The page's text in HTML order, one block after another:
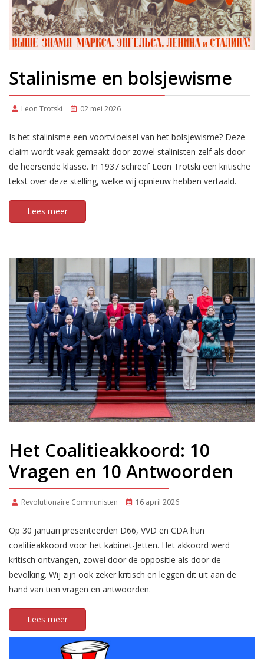
Stalinisme en bolsjewisme
Leon Trotski 02 mei 2026
Is het stalinisme een voortvloeisel van het bolsjewisme? Deze
claim wordt vaak gemaakt door zowel stalinisten zelf als door
de heersende klasse. In 1937 schreef Leon Trotski een kritische
tekst over deze stelling, welke wij opnieuw hebben vertaald.
Lees meer
Het Coalitieakkoord: 10
Vragen en 10 Antwoorden
Revolutionaire Communisten 16 april 2026
Op 30 januari presenteerden D66, VVD en CDA hun
coalitieakkoord voor het kabinet-Jetten. Het akkoord werd
kritisch ontvangen, zowel door de oppositie als door de
bevolking. Wij zijn ook zeker kritisch en leggen dit uit aan de
hand van tien vragen en antwoorden.
Lees meer